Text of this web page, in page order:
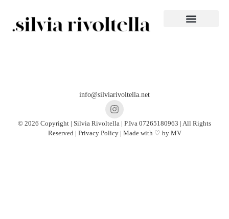
info@silviarivoltella.net
© 2026 Copyright | Silvia Rivoltella | P.Iva 07265180963 | All Rights
Reserved | Privacy Policy| Made with ♡ by MV